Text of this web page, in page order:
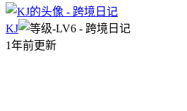
KJ
1年前更新